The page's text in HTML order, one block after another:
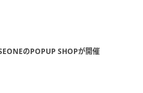
のPOPUP SHOPが開催